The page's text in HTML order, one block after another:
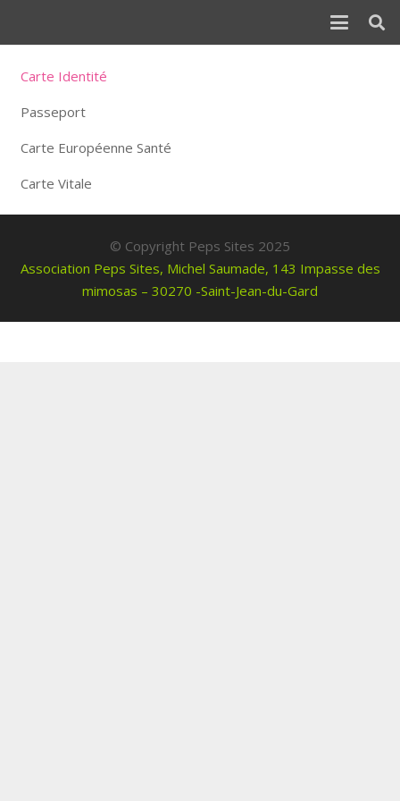
Carte Identité
Passeport
Carte Européenne Santé
Carte Vitale
© Copyright Peps Sites 2025
Association Peps Sites, Michel Saumade, 143 Impasse des
mimosas – 30270 -Saint-Jean-du-Gard